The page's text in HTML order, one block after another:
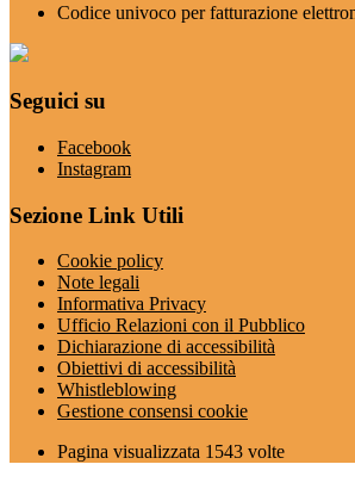
Codice univoco per fatturazione
Seguici su
Facebook
Instagram
Sezione Link Utili
Cookie policy
Note legali
Informativa Privacy
Ufficio Relazioni con il Pubblico
Dichiarazione di accessibilità
Obiettivi di accessibilità
Whistleblowing
Gestione consensi cookie
Pagina visualizzata 1543 volte